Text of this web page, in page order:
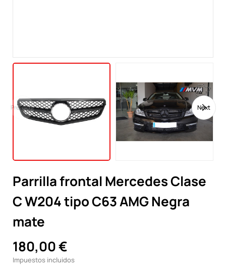
Previous Next
Parrilla frontal Mercedes Clase
C W204 tipo C63 AMG Negra
mate
180,00 €
Impuestos incluidos